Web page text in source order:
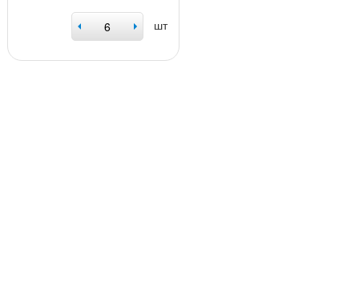
шт